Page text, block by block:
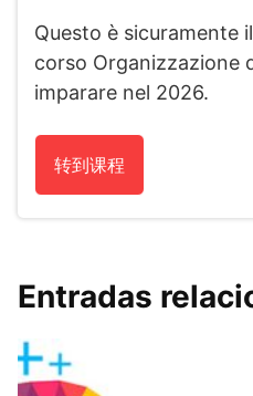
Questo è sicuramente
corso Organizzazione
imparare nel 2026.
转到课程
Entradas